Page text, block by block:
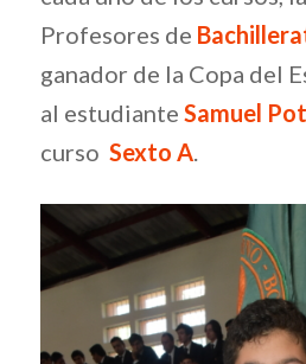
Profesores de
ganador de la Copa del
al estudiante Samuel
curso Sexto A.